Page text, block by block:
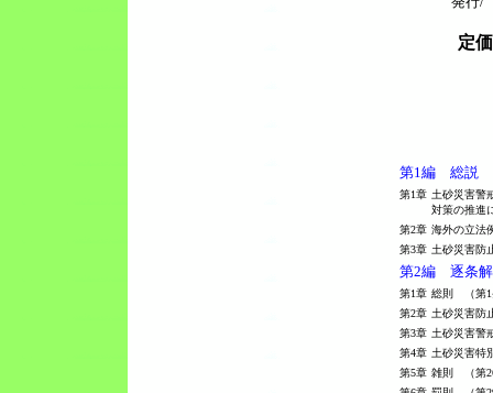
定
第1編 総説
第1章 土砂災害警
対策の推進
第2章 海外の立法
第3章 土砂災害
第2編 逐条
第1章 総則 （第1
第2章 土砂災害防
第3章 土砂災害警
第4章 土砂災害特
第5章 雑則 （第